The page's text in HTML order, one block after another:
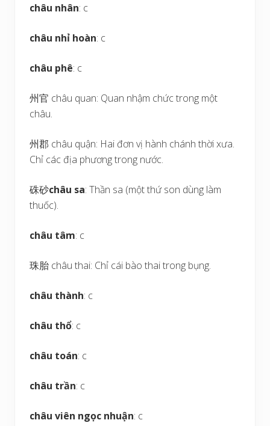
châu nhân: c
châu nhỉ hoàn: c
châu phê: c
州官 châu quan: Quan nhậm chức trong một
châu.
州郡 châu quận: Hai đơn vị hành chánh thời xưa.
Chỉ các địa phương trong nước.
硃砂châu sa: Thần sa (một thứ son dùng làm
thuốc).
châu tâm: c
珠胎 châu thai: Chỉ cái bào thai trong bụng.
châu thành: c
châu thổ: c
châu toán: c
châu trần: c
châu viên ngọc nhuận: c